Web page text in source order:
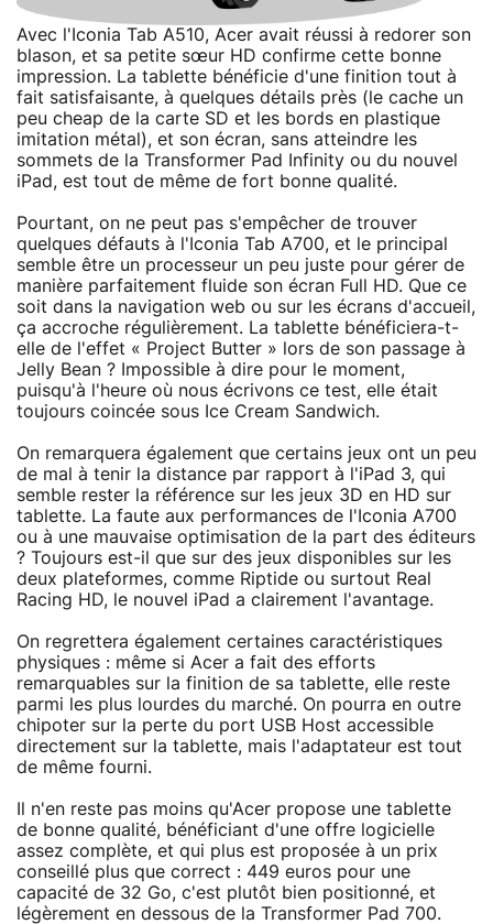
Avec l'Iconia Tab A510, Acer avait réussi à redorer son
blason, et sa petite sœur HD confirme cette bonne
impression. La tablette bénéficie d'une finition tout à
fait satisfaisante, à quelques détails près (le cache un
peu cheap de la carte SD et les bords en plastique
imitation métal), et son écran, sans atteindre les
sommets de la Transformer Pad Infinity ou du nouvel
iPad, est tout de même de fort bonne qualité.
Pourtant, on ne peut pas s'empêcher de trouver
quelques défauts à l'Iconia Tab A700, et le principal
semble être un processeur un peu juste pour gérer de
manière parfaitement fluide son écran Full HD. Que ce
soit dans la navigation web ou sur les écrans d'accueil,
ça accroche régulièrement. La tablette bénéficiera-t-
elle de l'effet « Project Butter » lors de son passage à
Jelly Bean ? Impossible à dire pour le moment,
puisqu'à l'heure où nous écrivons ce test, elle était
toujours coincée sous Ice Cream Sandwich.
On remarquera également que certains jeux ont un peu
de mal à tenir la distance par rapport à l'iPad 3, qui
semble rester la référence sur les jeux 3D en HD sur
tablette. La faute aux performances de l'Iconia A700
ou à une mauvaise optimisation de la part des éditeurs
? Toujours est-il que sur des jeux disponibles sur les
deux plateformes, comme Riptide ou surtout Real
Racing HD, le nouvel iPad a clairement l'avantage.
On regrettera également certaines caractéristiques
physiques : même si Acer a fait des efforts
remarquables sur la finition de sa tablette, elle reste
parmi les plus lourdes du marché. On pourra en outre
chipoter sur la perte du port USB Host accessible
directement sur la tablette, mais l'adaptateur est tout
de même fourni.
Il n'en reste pas moins qu'Acer propose une tablette
de bonne qualité, bénéficiant d'une offre logicielle
assez complète, et qui plus est proposée à un prix
conseillé plus que correct : 449 euros pour une
capacité de 32 Go, c'est plutôt bien positionné, et
légèrement en dessous de la Transformer Pad 700.